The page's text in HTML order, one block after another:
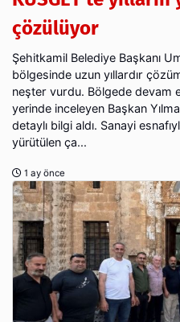
çözülüyor
Şehitkamil Belediye Başkanı
bölgesinde uzun yıllardır
neşter vurdu. Bölgede devam
yerinde inceleyen Başkan
detaylı bilgi aldı. Sanayi
yürütülen ça...
1 ay önce